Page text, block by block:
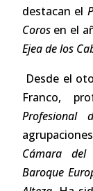
destacan el
Corosen el
Ejea de los
Desde el
Franco,
Profesional
Cámara del
Baroque